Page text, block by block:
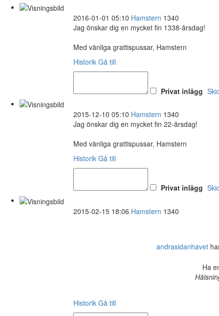
2016-01-01 05:10 Hamstern 1340
Jag önskar dig en mycket fin 1338-årsdag!
Med vänliga grattispussar, Hamstern
Historik Gå till
Privat inlägg
2015-12-10 05:10 Hamstern 1340
Jag önskar dig en mycket fin 22-årsdag!
Med vänliga grattispussar, Hamstern
Historik Gå till
Privat inlägg
2015-02-15 18:06 Hamstern 1340
andrasidanhavet
Ha
Historik Gå till